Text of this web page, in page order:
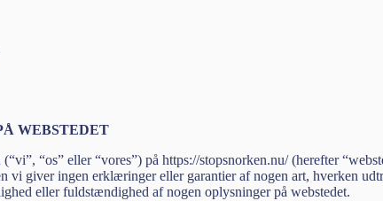
WEBSTEDET
“os” eller “vores”) på https://stopsnorken.nu/ (herefter
vi giver ingen erklæringer eller garantier af nogen art, hverken
eller fuldstændighed af nogen oplysninger på webstedet.